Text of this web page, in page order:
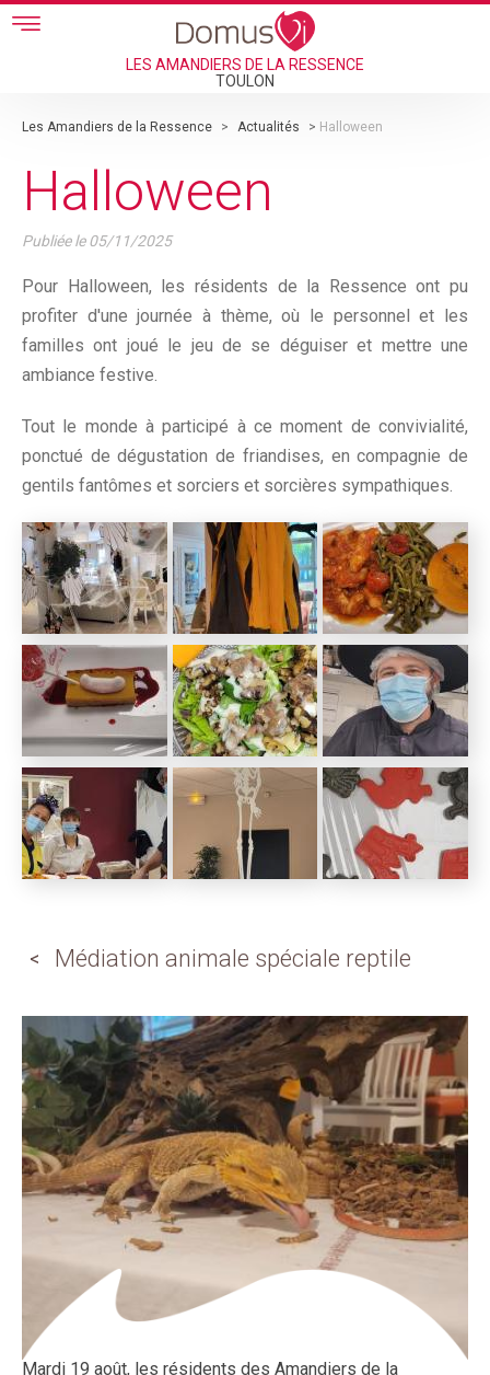
Skip to main content
LES AMANDIERS DE LA RESSENCE
TOULON
Les Amandiers de la Ressence > Actualités > Halloween
Halloween
Publiée le05/11/2025
Pour Halloween, les résidents de la Ressence ont pu
profiter d'une journée à thème, où le personnel et les
familles ont joué le jeu de se déguiser et mettre une
ambiance festive.
Tout le monde à participé à ce moment de convivialité,
ponctué de dégustation de friandises, en compagnie de
gentils fantômes et sorciers et sorcières sympathiques.
Médiation animale spéciale reptile
Mardi 19 août, les résidents des Amandiers de la